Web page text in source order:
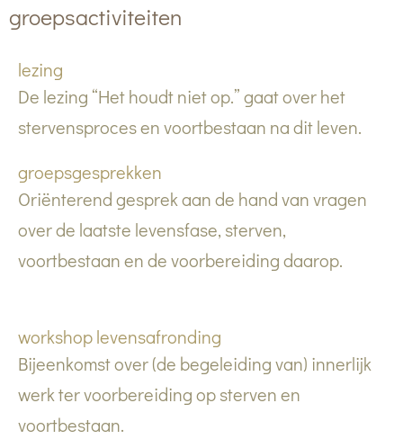
groepsactiviteiten
lezing
De lezing “Het houdt niet op.” gaat over het
stervensproces en voortbestaan na dit leven.
groepsgesprekken
Oriënterend gesprek aan de hand van vragen
over de laatste levensfase, sterven,
voortbestaan en de voorbereiding daarop.
workshop levensafronding
Bijeenkomst over (de begeleiding van) innerlijk
werk ter voorbereiding op sterven en
voortbestaan.